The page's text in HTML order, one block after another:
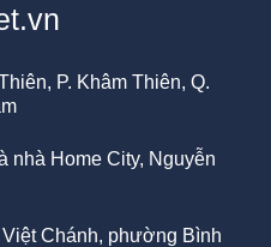
P. Khâm Thiên, Q.
nhà Home City, Nguyễn
Chánh, phường Bình